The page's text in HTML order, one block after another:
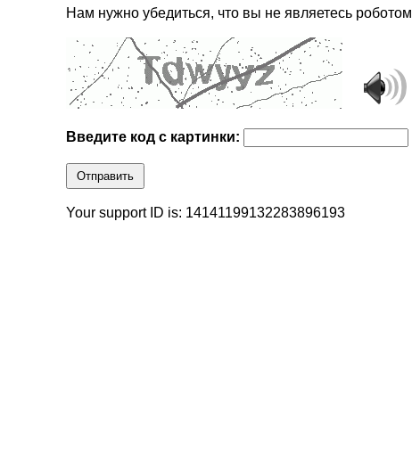
Нам нужно убедиться, что вы не являетесь роботом
Введите код с картинки:
Отправить
Your support ID is: 14141199132283896193